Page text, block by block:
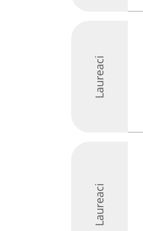
Laureaci
Laureaci